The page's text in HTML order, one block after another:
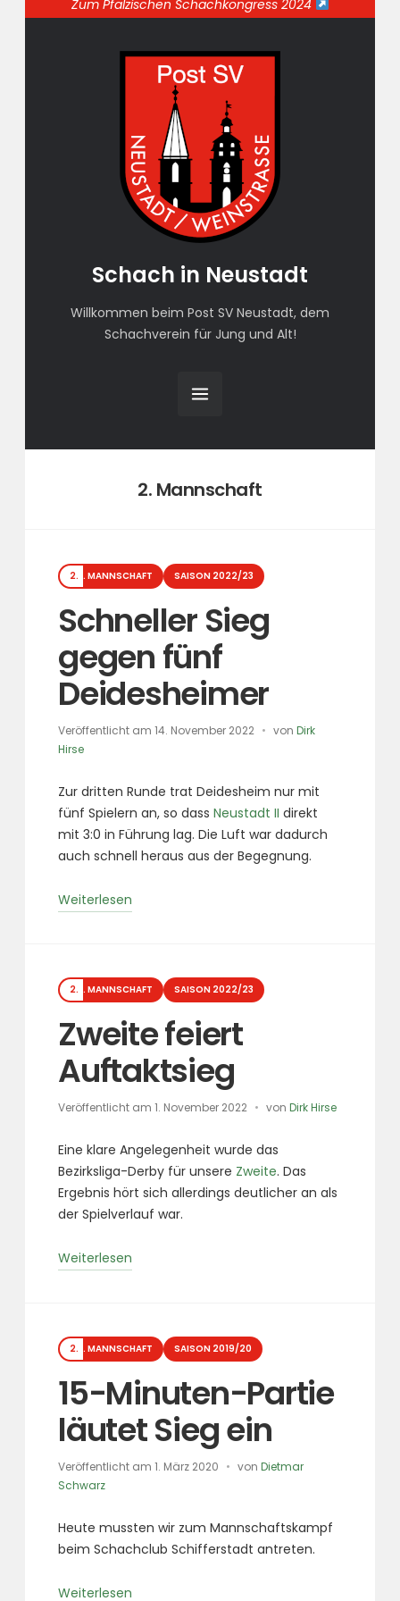
Zum Pfälzischen Schachkongress 2024
Schach in Neustadt
Willkommen beim Post SV Neustadt, dem
Schachverein für Jung und Alt!
Kategorie:
2. Mannschaft
Kategorien
2. MANNSCHAFT SAISON 2022/23
Schneller Sieg
gegen fünf
Deidesheimer
Veröffentlicht am14. November 2022 vonDirk
Hirse
Zur dritten Runde trat Deidesheim nur mit
fünf Spielern an, so dassNeustadt II direkt
mit 3:0 in Führung lag. Die Luft war dadurch
auch schnell heraus aus der Begegnung.
Weiterlesen
Deidesheimer“
Kategorien
2. MANNSCHAFT SAISON 2022/23
Zweite feiert
Auftaktsieg
Veröffentlicht am1. November 2022 vonDirk Hirse
Eine klare Angelegenheit wurde das
Bezirksliga-Derby für unsere Zweite. Das
Ergebnis hört sich allerdings deutlicher an als
der Spielverlauf war.
Weiterlesen
Kategorien
2. MANNSCHAFT SAISON 2019/20
15-Minuten-Partie
läutet Sieg ein
Veröffentlicht am1. März 2020 vonDietmar
Schwarz
Heute mussten wir zum Mannschaftskampf
beim Schachclub Schifferstadt antreten.
Weiterlesen